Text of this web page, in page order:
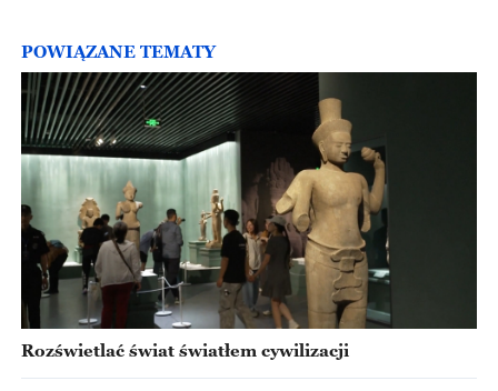
POWIĄZANE TEMATY
Rozświetlać świat światłem cywilizacji